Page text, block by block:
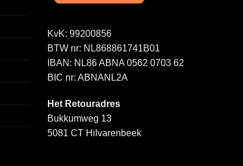
KvK: 99200856
BTW nr: NL868861741B01
IBAN: NL86 ABNA 0562 0703 62
BIC nr: ABNANL2A
Het Retouradres
Bukkumweg 13
5081 CT Hilvarenbeek